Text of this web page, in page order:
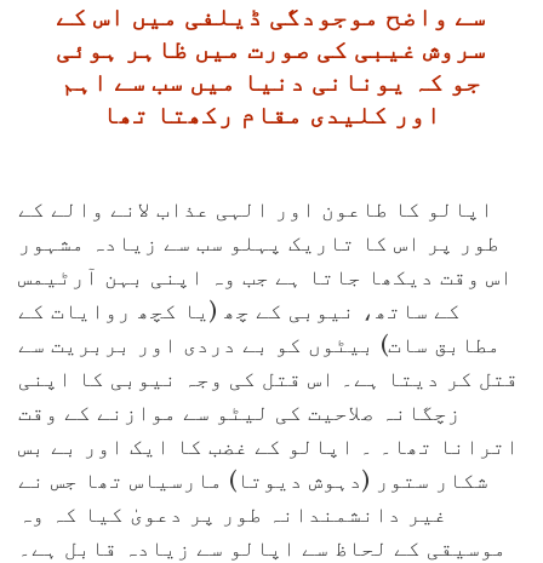
سے واضح موجودگی ڈیلفی میں اس کے
سروش غیبی کی صورت میں ظاہر ہوئی
جو کہ یونانی دنیا میں سب سے اہم
اور کلیدی مقام رکھتا تھا
اپالو کا طاعون اور الہی عذاب لانے والے کے
طور پر اس کا تاریک پہلو سب سے زیادہ مشہور
اس وقت دیکھا جاتا ہے جب وہ اپنی بہن آرٹیمس
کے ساتھ، نیوبی کے چھ (یا کچھ روایات کے
مطابق سات) بیٹوں کو بے دردی اور بربریت سے
قتل کر دیتا ہے۔ اس قتل کی وجہ نیوبی کا اپنی
زچگانہ صلاحیت کی لیٹو سے موازنے کے وقت
اترانا تھا۔ ۔ اپالو کے غضب کا ایک اور بے بس
شکار ستور (دہوش دیوتا) مارسیاس تھا جس نے
غیر دانشمندانہ طور پر دعویٰ کیا کہ وہ
موسیقی کے لحاظ سے اپالو سے زیادہ قابل ہے۔